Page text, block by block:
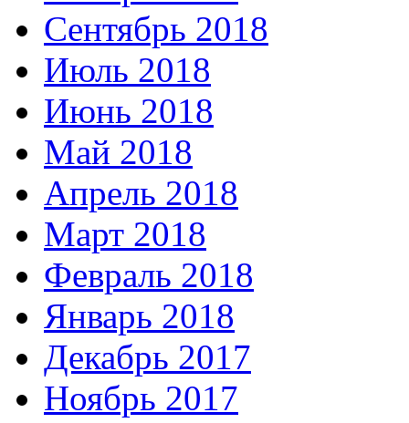
Сентябрь 2018
Июль 2018
Июнь 2018
Май 2018
Апрель 2018
Март 2018
Февраль 2018
Январь 2018
Декабрь 2017
Ноябрь 2017